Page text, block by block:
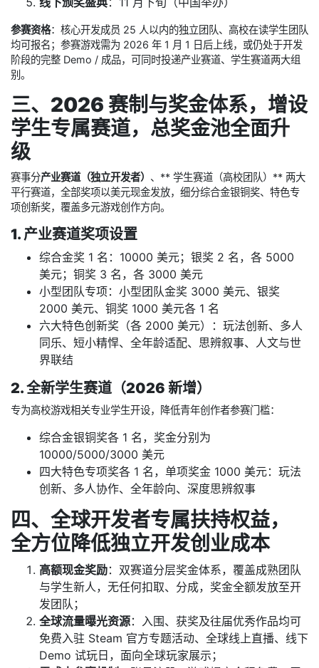
参赛资格：核心开发成员 25 人以内的独立团队、高校在读学生团队
均可报名；参赛游戏需为 2026 年 1 月 1 日后上线，或仍处于开发
阶段的完整 Demo / 成品，可同时投递产业赛道、学生赛道两大组
别。
三、2026 赛制与奖金体系，增设
学生专属赛道，总奖金池全面升
级
赛事分产业赛道（独立开发者） 、** 学生赛道（高校团队）** 两大
平行赛道，全部奖项以美元现金发放，细分综合金银铜奖、特色专
项创新奖，覆盖多元游戏创作方向。
1. 产业赛道奖项设置
综合金奖 1 名：10000 美元；银奖 2 名，各 5000
美元；铜奖 3 名，各 3000 美元
小型团队专项：小型团队金奖 3000 美元、银奖
2000 美元、铜奖 1000 美元各 1 名
六大特色创新奖（各 2000 美元）：玩法创新、多人
同乐、短小精悍、全年龄适配、思辨叙事、人文与世
界联结
2. 全新学生赛道（2026 新增）
专为高校游戏相关专业学生开设，降低青年创作者参赛门槛：
综合金银铜奖各 1 名，奖金分别为
10000/5000/3000 美元
四大特色专项奖各 1 名，单项奖金 1000 美元：玩法
创新、多人协作、全年龄向、深度思辨叙事
四、全球开发者专属扶持权益，
全方位降低独立开发创业成本
高额现金奖励：双赛道分层奖金体系，覆盖成熟团队
与学生新人，无任何扣取、分成，奖金全额发放至开
发团队；
全球流量曝光资源：入围、获奖及往届优秀作品均可
免费入驻 Steam 官方专题活动、全球线上直播、线下
Demo 试玩日，面向全球玩家展示；